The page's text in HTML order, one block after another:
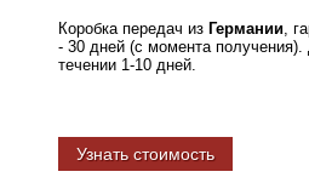
Коробка передач из Германии,
- 30 дней (с момента получения).
течении 1-10 дней.
Узнать стоимость